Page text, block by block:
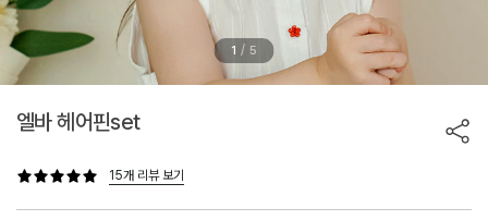
1 / 5
엘바 헤어핀set
15개 리뷰 보기